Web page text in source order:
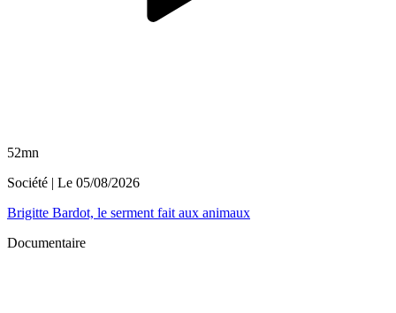
52mn
Société | Le 05/08/2026
Brigitte Bardot, le serment fait aux animaux
Documentaire